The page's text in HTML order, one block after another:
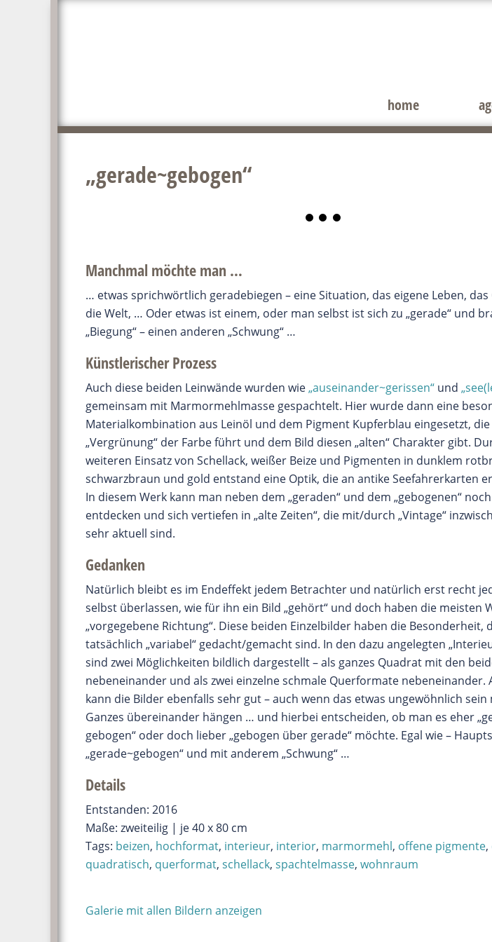
home
„gerade~gebogen“
Manchmal möchte man …
… etwas sprichwörtlich geradebiegen – eine Situation, das eigene Leben, das
die Welt, … Oder etwas ist einem, oder man selbst ist sich zu „gerade“ und
„Biegung“ – einen anderen „Schwung“ …
Künstlerischer Prozess
Auch diese beiden Leinwände wurden wie„auseinander~gerissen“ und
gemeinsam mit Marmormehlmasse gespachtelt. Hier wurde dann eine
Materialkombination aus Leinöl und dem Pigment Kupferblau eingesetzt,
„Vergrünung“ der Farbe führt und dem Bild diesen „alten“ Charakter gibt.
weiteren Einsatz von Schellack, weißer Beize und Pigmenten in dunklem
schwarzbraun und gold entstand eine Optik, die an antike Seefahrerkarten
In diesem Werk kann man neben dem „geraden“ und dem „gebogenen“
entdecken und sich vertiefen in „alte Zeiten“, die mit/durch „Vintage“
sehr aktuell sind.
Gedanken
Natürlich bleibt es im Endeffekt jedem Betrachter und natürlich erst recht
selbst überlassen, wie für ihn ein Bild „gehört“ und doch haben die meisten
„vorgegebene Richtung“. Diese beiden Einzelbilder haben die Besonderheit,
tatsächlich „variabel“ gedacht/gemacht sind. In den dazu angelegten
sind zwei Möglichkeiten bildlich dargestellt – als ganzes Quadrat mit den
nebeneinander und als zwei einzelne schmale Querformate nebeneinander.
kann die Bilder ebenfalls sehr gut – auch wenn das etwas ungewöhnlich sein
Ganzes übereinander hängen … und hierbei entscheiden, ob man es eher
gebogen“ oder doch lieber „gebogen über gerade“ möchte. Egal wie –
„gerade~gebogen“ und mit anderem „Schwung“ …
Details
Entstanden: 2016
Maße: zweiteilig | je 40 x 80 cm
Tags: beizen, hochformat, interieur, interior, marmormehl, offene pigmente,
quadratisch, querformat, schellack, spachtelmasse, wohnraum
Galerie mit allen Bildern anzeigen